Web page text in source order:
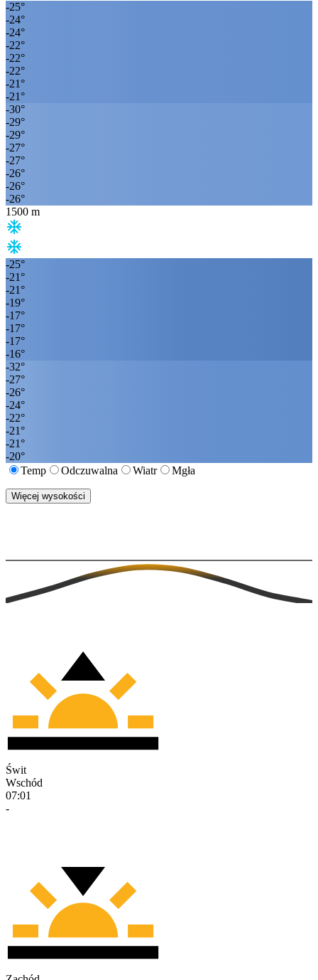
-25°
-24°
-24°
-22°
-22°
-22°
-21°
-21°
-30°
-29°
-29°
-27°
-27°
-26°
-26°
-26°
1500 m
-25°
-21°
-21°
-19°
-17°
-17°
-17°
-16°
-32°
-27°
-26°
-24°
-22°
-21°
-21°
-20°
Temp
Odczuwalna Wiatr Mgła
Więcej wysokości
Świt
Wschód
07:01
-